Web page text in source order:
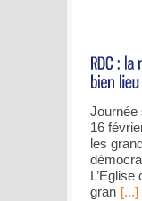
Journée
16
les
gran [...]